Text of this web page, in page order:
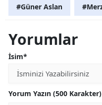
#Güner Aslan
Yorumlar
İsim*
Yorum Yazın (500 Karakter)